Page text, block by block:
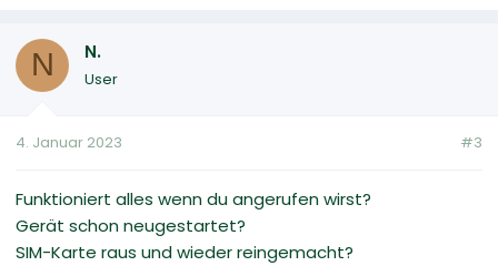
N N.
User
4. Januar 2023 #3
Funktioniert alles wenn du angerufen wirst?
Gerät schon neugestartet?
SIM-Karte raus und wieder reingemacht?